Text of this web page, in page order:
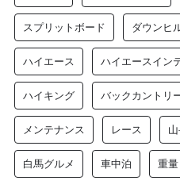
スプリットボード ダウンヒ
ハイエース ハイエースイン
ハイキング バックカントリ
メンテナンス レース
白馬グルメ 車中泊 重量